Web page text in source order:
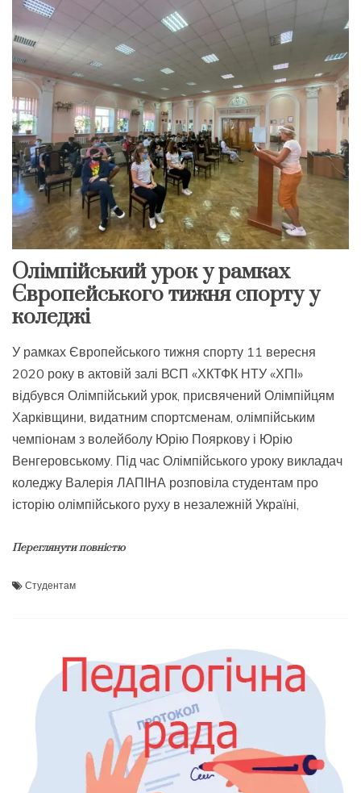
Олімпійський урок у рамках
Європейського тижня спорту у
коледжі
У рамках Європейського тижня спорту 11 вересня
2020 року в актовій залі ВСП «ХКТФК НТУ «ХПІ»
відбувся Олімпійський урок, присвячений Олімпійцям
Харківщини, видатним спортсменам, олімпійським
чемпіонам з волейболу Юрію Пояркову і Юрію
Венгеровському. Під час Олімпійського уроку викладач
коледжу Валерія ЛАПІНА розповіла студентам про
історію олімпійського руху в незалежній Україні,
Переглянути повністю
Студентам